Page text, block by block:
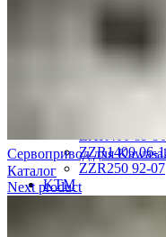
ZX-6R 13-16
ZX-6R 98-99
ZX-9R 94-97
ZZR1400 06-
ZZR250 92-07
KTM
DUKE125 12-
Сервопривод для
Каталог
Next product